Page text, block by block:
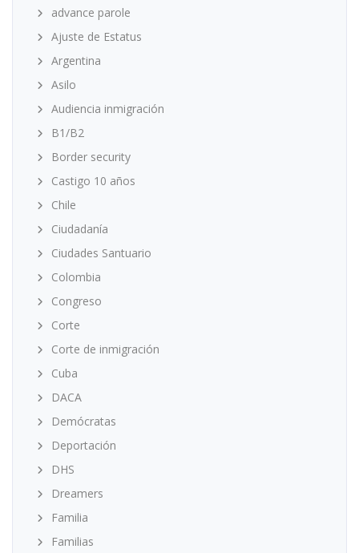
advance parole
Ajuste de Estatus
Argentina
Asilo
Audiencia inmigración
B1/B2
Border security
Castigo 10 años
Chile
Ciudadanía
Ciudades Santuario
Colombia
Congreso
Corte
Corte de inmigración
Cuba
DACA
Demócratas
Deportación
DHS
Dreamers
Familia
Familias